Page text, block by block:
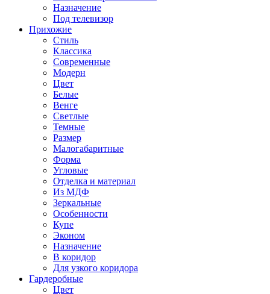
Назначение
Под телевизор
Прихожие
Стиль
Классика
Современные
Модерн
Цвет
Белые
Венге
Светлые
Темные
Размер
Малогабаритные
Форма
Угловые
Отделка и материал
Из МДФ
Зеркальные
Особенности
Купе
Эконом
Назначение
В коридор
Для узкого коридора
Гардеробные
Цвет